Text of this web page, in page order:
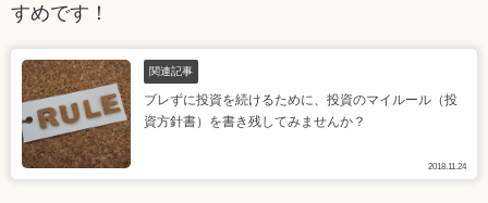
すめです！
関連記事
ブレずに投資を続けるために、投資のマイルール（投
資方針書）を書き残してみませんか？
2018.11.24